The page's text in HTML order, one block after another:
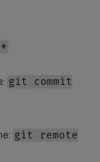
git commit
git remote